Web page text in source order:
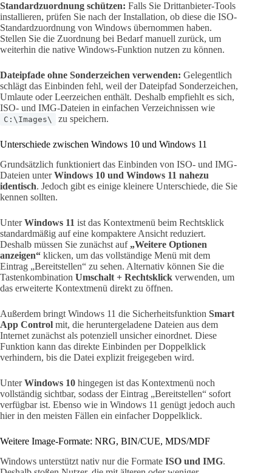
Standardzuordnung schützen: Falls Sie Drittanbieter-Tools
installieren, prüfen Sie nach der Installation, ob diese die ISO-
Standardzuordnung von Windows übernommen haben.
Stellen Sie die Zuordnung bei Bedarf manuell zurück, um
weiterhin die native Windows-Funktion nutzen zu können.
Dateipfade ohne Sonderzeichen verwenden: Gelegentlich
schlägt das Einbinden fehl, weil der Dateipfad Sonderzeichen,
Umlaute oder Leerzeichen enthält. Deshalb empfiehlt es sich,
ISO- und IMG-Dateien in einfachen Verzeichnissen wie
C:\Images\ zu speichern.
Unterschiede zwischen Windows 10 und Windows 11
Grundsätzlich funktioniert das Einbinden von ISO- und IMG-
Dateien unterWindows 10 und Windows 11 nahezu
identisch. Jedoch gibt es einige kleinere Unterschiede, die Sie
kennen sollten.
UnterWindows 11 ist das Kontextmenü beim Rechtsklick
standardmäßig auf eine kompaktere Ansicht reduziert.
Deshalb müssen Sie zunächst auf „Weitere Optionen
anzeigen“ klicken, um das vollständige Menü mit dem
Eintrag „Bereitstellen“ zu sehen. Alternativ können Sie die
Tastenkombination Umschalt + Rechtsklick verwenden, um
das erweiterte Kontextmenü direkt zu öffnen.
Außerdem bringt Windows 11 die Sicherheitsfunktion Smart
App Control mit, die heruntergeladene Dateien aus dem
Internet zunächst als potenziell unsicher einordnet. Diese
Funktion kann das direkte Einbinden per Doppelklick
verhindern, bis die Datei explizit freigegeben wird.
UnterWindows 10 hingegen ist das Kontextmenü noch
vollständig sichtbar, sodass der Eintrag „Bereitstellen“ sofort
verfügbar ist. Ebenso wie in Windows 11 genügt jedoch auch
hier in den meisten Fällen ein einfacher Doppelklick.
Weitere Image-Formate: NRG, BIN/CUE, MDS/MDF
Windows unterstützt nativ nur die Formate ISO und IMG.